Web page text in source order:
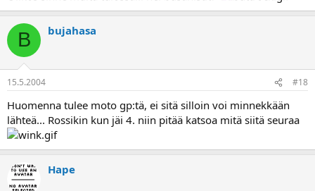
B bujahasa
15.5.2004 #18
Huomenna tulee moto gp:tä, ei sitä silloin voi minnekkään
lähteä... Rossikin kun jäi 4. niin pitää katsoa mitä siitä seuraa
Hape